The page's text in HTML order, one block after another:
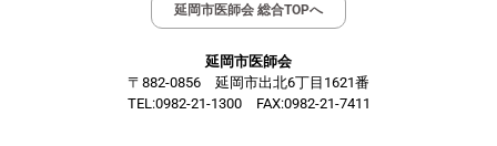
延岡市医師会 総合TOPへ
延岡市医師会
〒882-0856 延岡市出北6丁目1621番
TEL:0982-21-1300 FAX:0982-21-7411